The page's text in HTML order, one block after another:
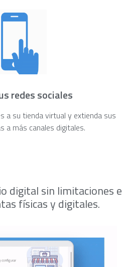
redes sociales
a su tienda virtual y extienda sus
a más canales digitales.
digital sin limitaciones e
físicas y digitales.